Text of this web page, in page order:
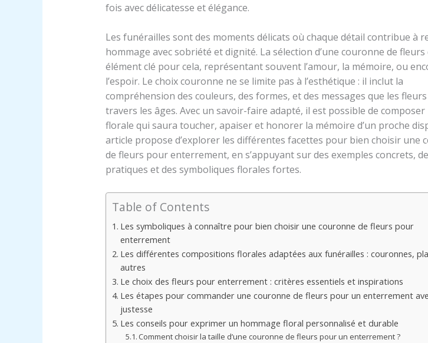
fois avec délicatesse et élégance.
Les funérailles sont des moments délicats où chaque détail contribue à
hommage avec sobriété et dignité. La sélection d’une couronne de fleurs
élément clé pour cela, représentant souvent l’amour, la mémoire, ou
l’espoir. Le choix couronne ne se limite pas à l’esthétique : il inclut la
compréhension des couleurs, des formes, et des messages que les
travers les âges. Avec un savoir-faire adapté, il est possible de composer
florale qui saura toucher, apaiser et honorer la mémoire d’un proche
article propose d’explorer les différentes facettes pour bien choisir une
de fleurs pour enterrement, en s’appuyant sur des exemples concrets,
pratiques et des symboliques florales fortes.
Table of Contents
Les symboliques à connaître pour bien choisir une couronne de fleurs pour
enterrement
Les différentes compositions florales adaptées aux funérailles : couronnes,
autres
Le choix des fleurs pour enterrement : critères essentiels et inspirations
Les étapes pour commander une couronne de fleurs pour un enterrement
justesse
Les conseils pour exprimer un hommage floral personnalisé et durable
Comment choisir la taille d’une couronne de fleurs pour un enterrement ?